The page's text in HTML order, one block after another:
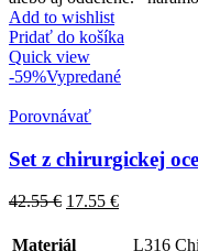
Add to wishlist
Pridať do košíka
Quick view
-59%Vypredané
Porovnávať
Set z chirurgickej
42.55€ 17.55 €
Materiál
L316